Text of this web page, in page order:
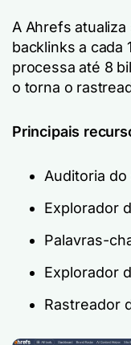
A Ahrefs
backlinks a cada
processa até 8
o torna o
Principais
Auditoria do
Explorador
Palavras-
Explorador
Rastreador